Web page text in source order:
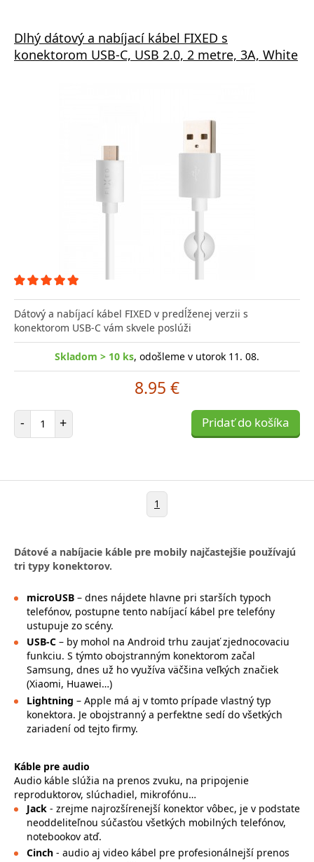
Dlhý dátový a nabíjací kábel FIXED s
konektorom USB-C, USB 2.0, 2 metre, 3A, White
Dátový a nabíjací kábel FIXED v predĺženej verzii s
konektorom USB-C vám skvele poslúži
Skladom > 10 ks, odošleme v utorok 11. 08.
8.95 €
- Počet položiek
+ Pridať do košíka
1
Dátové a nabíjacie káble pre mobily najčastejšie používajú
tri typy konektorov.
microUSB – dnes nájdete hlavne pri starších typoch
telefónov, postupne tento nabíjací kábel pre telefóny
ustupuje zo scény.
USB-C – by mohol na Android trhu zaujať zjednocovaciu
funkciu. S týmto obojstranným konektorom začal
Samsung, dnes už ho využíva väčšina veľkých značiek
(Xiaomi, Huawei…)
Lightning – Apple má aj v tomto prípade vlastný typ
konektora. Je obojstranný a perfektne sedí do všetkých
zariadení od tejto firmy.
Káble pre audio
Audio káble slúžia na prenos zvuku, na pripojenie
reproduktorov, slúchadiel, mikrofónu…
Jack - zrejme najrozšírenejší konektor vôbec, je v podstate
neoddeliteľnou súčasťou všetkých mobilných telefónov,
notebookov atď.
Cinch - audio aj video kábel pre profesionálnejší prenos